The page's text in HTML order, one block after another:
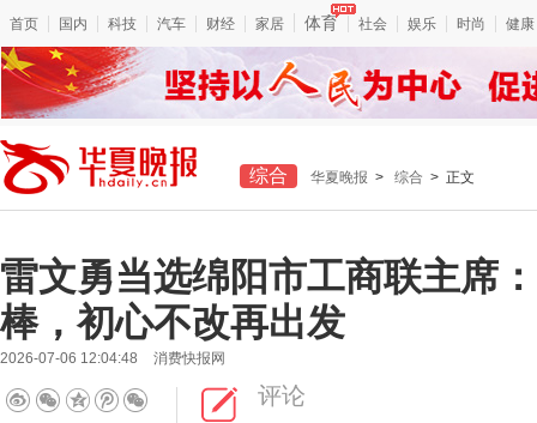
首页 国内 科技 汽车 财经 家居 体育 社会 娱乐 时尚 健康
综合 华夏晚报 > 综合 > 正文
雷文勇当选绵阳市工商联主席
棒，初心不改再出发
2026-07-06 12:04:48 消费快报网
评论